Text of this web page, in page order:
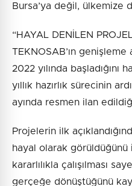
Bursa’ya değil, ülkemize
“HAYAL DENİLEN
TEKNOSAB’ın genişleme
2022 yılında başladığını
yıllık hazırlık sürecinin
ayında resmen ilan
Projelerin ilk
hayal olarak
kararlılıkla çalışılması
gerçeğe dönüştüğünü